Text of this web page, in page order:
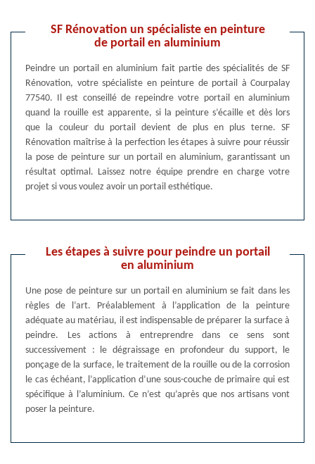
SF Rénovation un spécialiste en peinture
de portail en aluminium
Peindre un portail en aluminium fait partie des spécialités de SF
Rénovation, votre spécialiste en peinture de portail à Courpalay
77540. Il est conseillé de repeindre votre portail en aluminium
quand la rouille est apparente, si la peinture s’écaille et dès lors
que la couleur du portail devient de plus en plus terne. SF
Rénovation maîtrise à la perfection les étapes à suivre pour réussir
la pose de peinture sur un portail en aluminium, garantissant un
résultat optimal. Laissez notre équipe prendre en charge votre
projet si vous voulez avoir un portail esthétique.
Les étapes à suivre pour peindre un portail
en aluminium
Une pose de peinture sur un portail en aluminium se fait dans les
règles de l’art. Préalablement à l’application de la peinture
adéquate au matériau, il est indispensable de préparer la surface à
peindre. Les actions à entreprendre dans ce sens sont
successivement : le dégraissage en profondeur du support, le
ponçage de la surface, le traitement de la rouille ou de la corrosion
le cas échéant, l’application d’une sous-couche de primaire qui est
spécifique à l’aluminium. Ce n’est qu’après que nos artisans vont
poser la peinture.